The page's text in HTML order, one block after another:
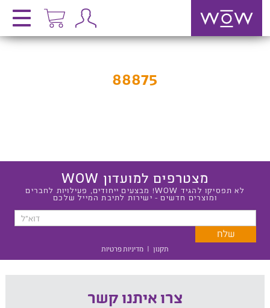
88875
מצטרפים למועדון WOW
לא תפסיקו להגיד WOW! מבצעים ייחודים, פעילויות לחברים
ומוצרים חדשים - ישירות לתיבת המייל שלכם
תקנון | מדיניות פרטיות
צרו איתנו קשר